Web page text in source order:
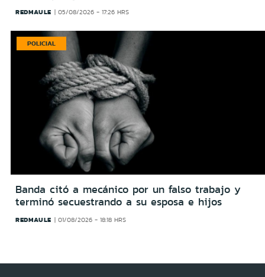
REDMAULE 05/08/2026 - 17:26 HRS
POLICIAL
Banda citó a mecánico por un falso trabajo y
terminó secuestrando a su esposa e hijos
REDMAULE 01/08/2026 - 18:18 HRS